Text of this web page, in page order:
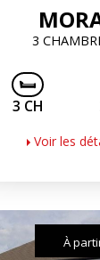
3
3 CH
Voir les
À